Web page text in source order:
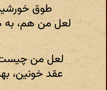
طوق
لعل من هم،
لعل من
عقد خونین،